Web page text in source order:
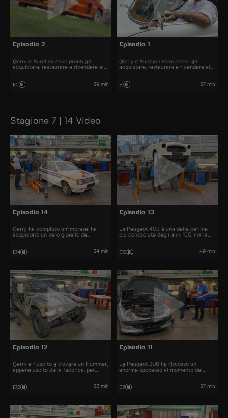
Episodio 2
Gerry e Aurelien sono pronti ad
acquistare, restaurare e rivendere al
E2 59 min
Episodio 1
Gerry e Aurelien sono pronti ad
acquistare, restaurare e rivendere al
E1 57 min
Stagione 7 | 14 Video
Episodio 14
Gerry ha compiuto un'impresa: ha
acquistato un vero gioiello da
E14 54 min
Episodio 13
La Peugeot 403 è una delle berline
più conosciute degli anni '60, ma la
E13 49 min
Episodio 12
Gerry è riuscito a trovare un Hummer,
appena uscito dalla fabbrica, per
E12 58 min
Episodio 11
La Peugeot 206 ha riscosso un
enorme successo al momento del
E11 57 min